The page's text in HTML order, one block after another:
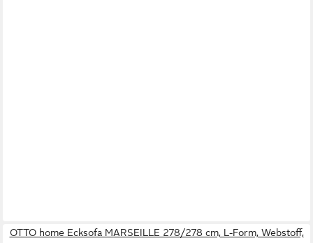
OTTO home Ecksofa MARSEILLE 278/278 cm, L-Form, Webstoff,